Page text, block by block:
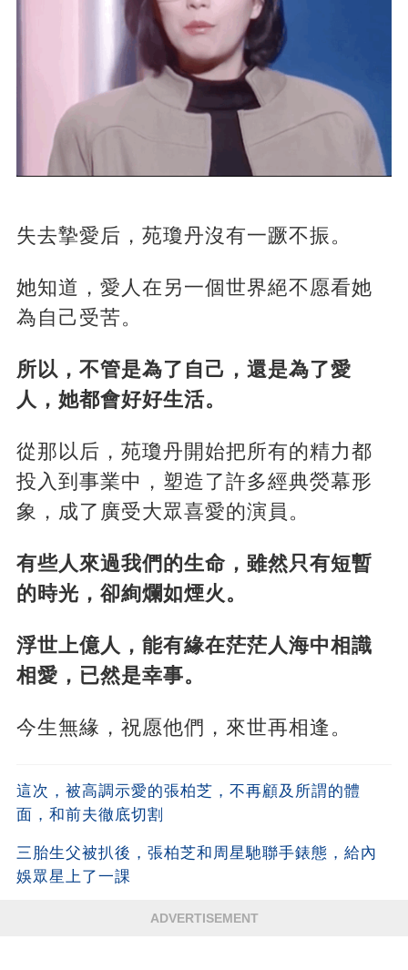
失去摯愛后，苑瓊丹沒有一蹶不振。
她知道，愛人在另一個世界絕不愿看她
為自己受苦。
所以，不管是為了自己，還是為了愛
人，她都會好好生活。
從那以后，苑瓊丹開始把所有的精力都
投入到事業中，塑造了許多經典熒幕形
象，成了廣受大眾喜愛的演員。
有些人來過我們的生命，雖然只有短暫
的時光，卻絢爛如煙火。
浮世上億人，能有緣在茫茫人海中相識
相愛，已然是幸事。
今生無緣，祝愿他們，來世再相逢。
這次，被高調示愛的張柏芝，不再顧及所謂的體
面，和前夫徹底切割
三胎生父被扒後，張柏芝和周星馳聯手錶態，給內
娛眾星上了一課
ADVERTISEMENT